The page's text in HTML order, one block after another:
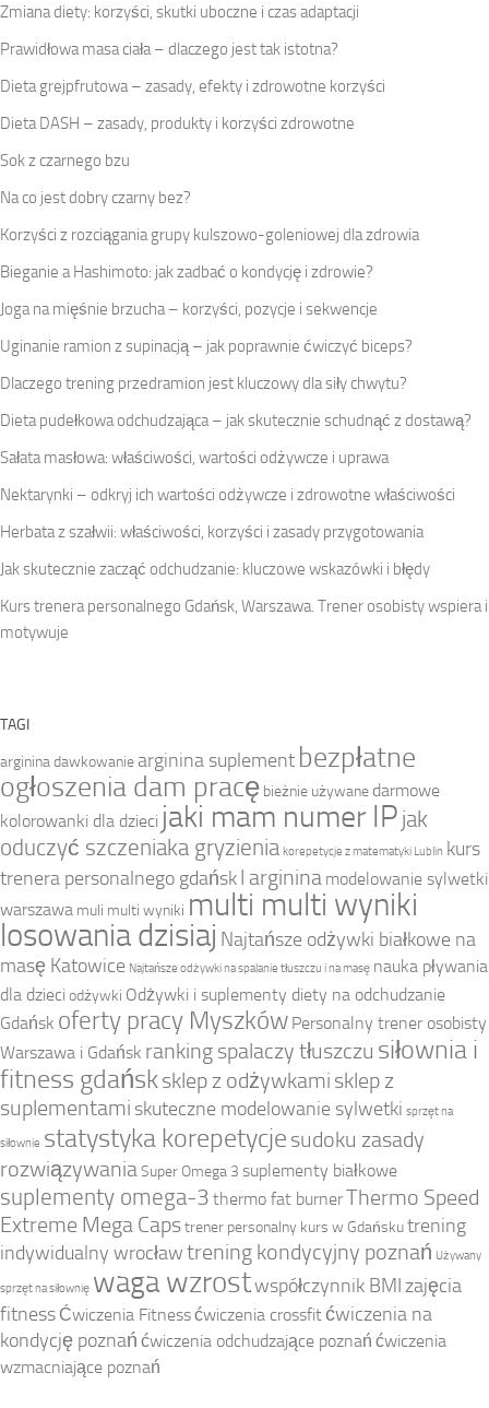
Zmiana diety: korzyści, skutki uboczne i czas adaptacji
Prawidłowa masa ciała – dlaczego jest tak istotna?
Dieta grejpfrutowa – zasady, efekty i zdrowotne korzyści
Dieta DASH – zasady, produkty i korzyści zdrowotne
Sok z czarnego bzu
Na co jest dobry czarny bez?
Korzyści z rozciągania grupy kulszowo-goleniowej dla zdrowia
Bieganie a Hashimoto: jak zadbać o kondycję i zdrowie?
Joga na mięśnie brzucha – korzyści, pozycje i sekwencje
Uginanie ramion z supinacją – jak poprawnie ćwiczyć biceps?
Dlaczego trening przedramion jest kluczowy dla siły chwytu?
Dieta pudełkowa odchudzająca – jak skutecznie schudnąć z dostawą?
Sałata masłowa: właściwości, wartości odżywcze i uprawa
Nektarynki – odkryj ich wartości odżywcze i zdrowotne właściwości
Herbata z szałwii: właściwości, korzyści i zasady przygotowania
Jak skutecznie zacząć odchudzanie: kluczowe wskazówki i błędy
Kurs trenera personalnego Gdańsk, Warszawa. Trener osobisty wspiera i
motywuje
TAGI
arginina dawkowaniearginina suplement bezpłatne
ogłoszenia dam pracę bieżnie używane darmowe
kolorowanki dla dzieci jaki mam numer IP jak
oduczyć szczeniaka gryzienia korepetycje z matematyki Lublin kurs
trenera personalnego gdańskl arginina modelowanie sylwetki
warszawa muli multi wyniki multi multi wyniki
losowania dzisiaj Najtańsze odżywki białkowe na
masę Katowice Najtańsze odżywki na spalanie tłuszczu i na masę nauka pływania
dla dzieci odżywki Odżywki i suplementy diety na odchudzanie
Gdańsk oferty pracy Myszków Personalny trener osobisty
Warszawa i Gdańsk ranking spalaczy tłuszczu siłownia i
fitness gdańsksklep z odżywkami sklep z
suplementami skuteczne modelowanie sylwetki sprzęt na
siłownie statystyka korepetycje sudoku zasady
rozwiązywania Super Omega 3 suplementy białkowe
suplementy omega-3 thermo fat burnerThermo Speed
Extreme Mega Capstrener personalny kurs w Gdańskutrening
indywidualny wrocławtrening kondycyjny poznań Używany
sprzęt na siłownię waga wzrostwspółczynnik BMIzajęcia
fitness Ćwiczenia Fitnessćwiczenia crossfitćwiczenia na
kondycję poznań ćwiczenia odchudzające poznań ćwiczenia
wzmacniające poznań